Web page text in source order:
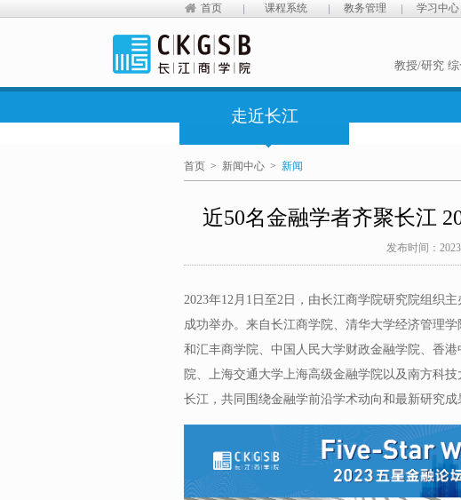
首页 课程系统 教务管理 学习中心
教授/研究
走近长江
首页 > 新闻中心 > 新闻
近50名金融学者齐聚长江
发布时间：
2023年12月1日至2日，由长江商学院研究院组织
成功举办。来自长江商学院、清华大学经济管理
和汇丰商学院、中国人民大学财政金融学院、香
院、上海交通大学上海高级金融学院以及南方科
长江，共同围绕金融学前沿学术动向和最新研究成